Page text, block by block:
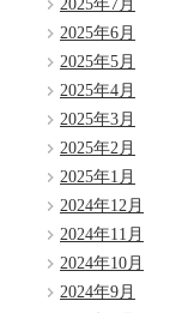
2025年7月
2025年6月
2025年5月
2025年4月
2025年3月
2025年2月
2025年1月
2024年12月
2024年11月
2024年10月
2024年9月